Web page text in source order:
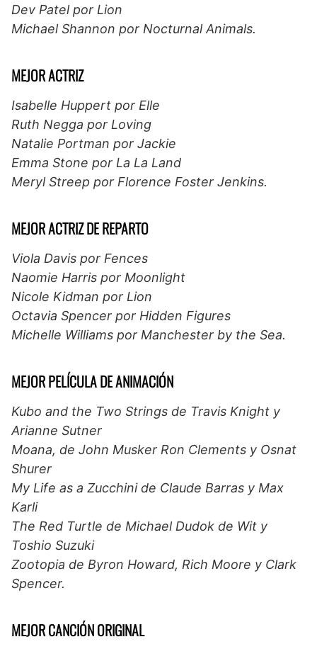
Dev Patel por Lion
Michael Shannon por Nocturnal Animals.
MEJOR ACTRIZ
Isabelle Huppert por Elle
Ruth Negga por Loving
Natalie Portman por Jackie
Emma Stone por La La Land
Meryl Streep por Florence Foster Jenkins.
MEJOR ACTRIZ DE REPARTO
Viola Davis por Fences
Naomie Harris por Moonlight
Nicole Kidman por Lion
Octavia Spencer por Hidden Figures
Michelle Williams por Manchester by the Sea.
MEJOR PELÍCULA DE ANIMACIÓN
Kubo and the Two Strings de Travis Knight y
Arianne Sutner
Moana, de John Musker Ron Clements y Osnat
Shurer
My Life as a Zucchini de Claude Barras y Max
Karli
The Red Turtle de Michael Dudok de Wit y
Toshio Suzuki
Zootopia de Byron Howard, Rich Moore y Clark
Spencer.
MEJOR CANCIÓN ORIGINAL